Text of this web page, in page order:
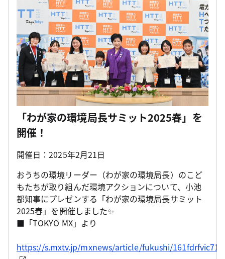
「わが家の環境局長サミット2025春」を
開催！
開催日：2025年2月21日
おうちの環境リーダー（わが家の環境局長）のこど
もたちが取り組んだ環境アクションについて、小池
都知事にプレゼンする「わが家の環境局長サミット
2025春」を開催しました✨
■「TOKYO MX」より
https://s.mxtv.jp/mxnews/article/fukushi/